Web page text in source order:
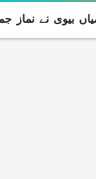
بیوی نے نماز